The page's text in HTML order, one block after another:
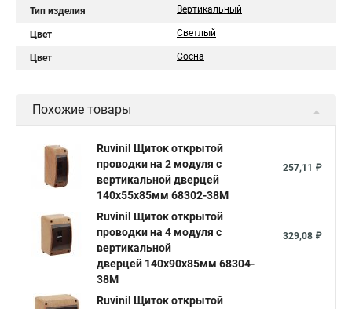
Тип изделия Вертикальный
Цвет Светлый
Цвет Сосна
Похожие товары
Ruvinil Щиток открытой
проводки на 2 модуля с
вертикальной дверцей
140х55х85мм 68302-38М
257,11 ₽
Ruvinil Щиток открытой
проводки на 4 модуля с
вертикальной
дверцей 140х90х85мм 68304-
38М
329,08 ₽
Ruvinil Щиток открытой